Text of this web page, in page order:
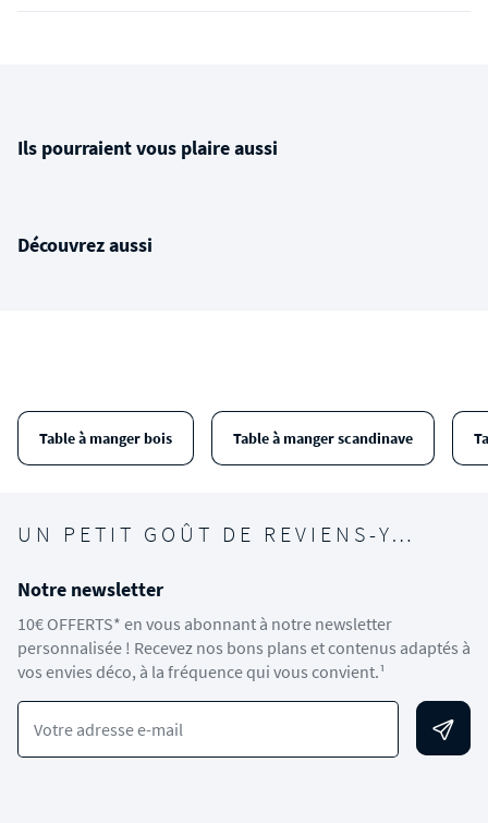
Ils pourraient vous plaire aussi
Découvrez aussi
Table à manger bois Table à manger scandinave
UN PETIT GOÛT DE REVIENS-Y…
Notre newsletter
10€ OFFERTS* en vous abonnant à notre newsletter
personnalisée ! Recevez nos bons plans et contenus adaptés à
vos envies déco, à la fréquence qui vous convient.¹
Votre adresse e-mail